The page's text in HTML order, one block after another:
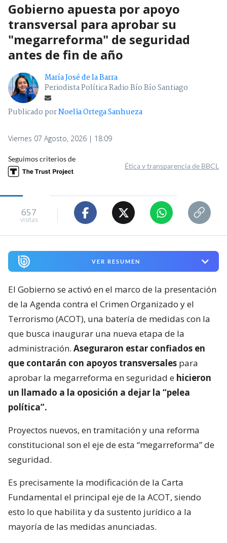
Gobierno apuesta por apoyo
transversal para aprobar su
"megarreforma" de seguridad
antes de fin de año
María José de la Barra
Periodista Política Radio Bío Bío Santiago
Publicado porNoelia Ortega Sanhueza
Viernes 07 Agosto, 2026 | 18:09
Seguimos criterios de
Ética y transparencia de BBCL
657
visitas
VER RESUMEN
El Gobierno se activó en el marco de la presentación
de la Agenda contra el Crimen Organizado y el
Terrorismo (ACOT), una batería de medidas con la
que busca inaugurar una nueva etapa de la
administración. Aseguraron estar confiados en
que contarán con apoyos transversales para
aprobar la megarreforma en seguridad e hicieron
un llamado a la oposición a dejar la “pelea
política”.
Proyectos nuevos, en tramitación y una reforma
constitucional son el eje de esta “megarreforma” de
seguridad.
Es precisamente la modificación de la Carta
Fundamental el principal eje de la ACOT, siendo
esto lo que habilita y da sustento jurídico a la
mayoría de las medidas anunciadas.